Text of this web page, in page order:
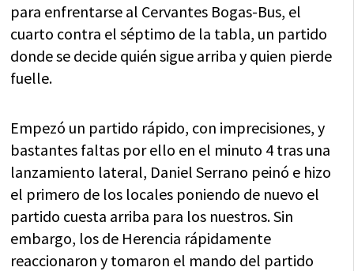
para enfrentarse al Cervantes Bogas-Bus, el
cuarto contra el séptimo de la tabla, un partido
donde se decide quién sigue arriba y quien pierde
fuelle.
Empezó un partido rápido, con imprecisiones, y
bastantes faltas por ello en el minuto 4 tras una
lanzamiento lateral, Daniel Serrano peinó e hizo
el primero de los locales poniendo de nuevo el
partido cuesta arriba para los nuestros. Sin
embargo, los de Herencia rápidamente
reaccionaron y tomaron el mando del partido